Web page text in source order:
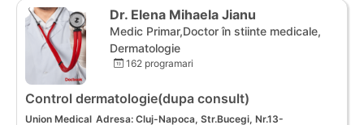
Dr. Elena Mihaela Jianu
Medic Primar,Doctor în stiinte medicale,
Dermatologie
162 programari
Control dermatologie(dupa consult)
Union Medical Adresa: Cluj-Napoca, Str.Bucegi, Nr.13-